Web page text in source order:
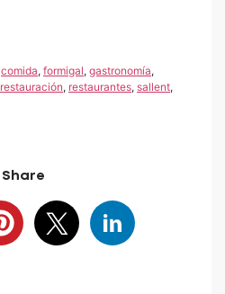
comida, formigal, gastronomía,
restauración, restaurantes, sallent,
Share